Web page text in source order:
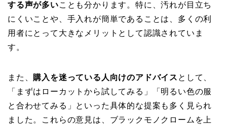
する声が多いことも分かります。特に、汚れが目立ち
にくいことや、手入れが簡単であることは、多くの利
用者にとって大きなメリットとして認識されていま
す。
また、 購入を迷っている人向けのアドバイス として、
「まずはローカットから試してみる」「明るい色の服
と合わせてみる」といった具体的な提案も多く見られ
ました。これらの意見は、ブラックモノクロームを上